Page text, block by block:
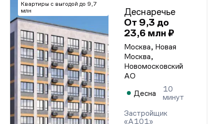
Квартиры с выгодой до 9,7
млн
Деснаречье
От 9,3 до
23,6 млн ₽
Москва, Новая
Москва,
Новомосковский
АО
Десна
10
минут
Застройщик
«А101»